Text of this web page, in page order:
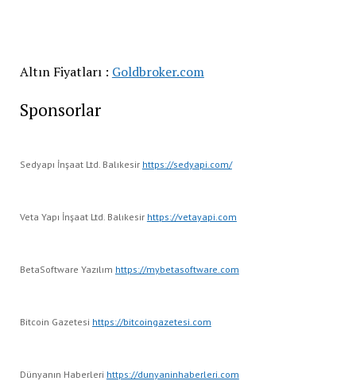
Altın Fiyatları : Goldbroker.com
Sponsorlar
Sedyapı İnşaat Ltd. Balıkesir https://sedyapi.com/
Veta Yapı İnşaat Ltd. Balıkesir https://vetayapi.com
BetaSoftware Yazılım https://mybetasoftware.com
Bitcoin Gazetesi https://bitcoingazetesi.com
Dünyanın Haberleri https://dunyaninhaberleri.com